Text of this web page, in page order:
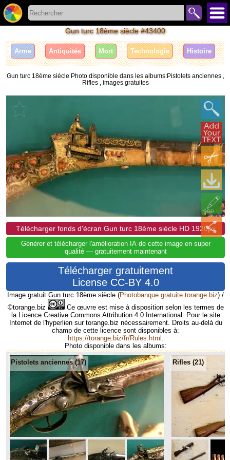
Gun turc 18ème siècle #43400
Arme Antiquités Mort Technologie Histoire
Gun turc 18ème siècle Photo disponible dans les albums:Pistolets anciennes ,
Rifles , images gratuites
Télécharger fonds d'écran Gun turc 18ème siècle HD 1920px
Générer et télécharger l'amélioration IA de cette image en super
qualité — gratuitement maintenant
Télécharger gratuitement
License CC-BY 4.0
Image gratuit Gun turc 18ème siècle (Photobanque gratuite torange.biz) /
©torange.biz
Ce œuvre est mise à disposition selon les termes de
la Licence Creative Commons Attribution 4.0 International. Pour le site
Internet de l'hyperlien sur torange.biz nécessairement. Droits au-delà du
champ de cette licence sont disponibles à:
https://torange.biz/fr/Rules.html
Photo disponible dans les albums:
Pistolets anciennes (17) Rifles (21)